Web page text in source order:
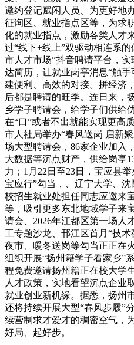
邀约登记赋闲人员、为更好地
征询区、就业指点区等，为求
化的就业指点，激励各类人才
过“线下+线上”双驱动相连系
市人才市场”抖音聘请平台，
达简历，让就业岗亭消息“触
建便利、高效的对接。拼经济
后都是聘请的旺季。连日来，
乡学子聘请会，给学子们供给
在“口”或者不出就能实现更高
市人社局举办“春风送岗 启新
场大型聘请会，86家企业加入
大数据等沉点财产，供给岗亭
力；1月22日至23日，宝应县
宝应行”勾当，、辽宁大学、
校招生就业处担任同志应邀来
等，吸引更多东北地域学子来
请会、2026年江都区第一场人
工专题沙龙、邗江区首月“技
夜市、暖冬送岗等勾当正正在
组织开展“扬州籍学子看家乡”
程免费邀请扬州籍正在校大学
人才政策，实地看望沉点企业
就业创业新机缘。据悉，扬州
还将持续开展大型“春风步履”
续营制求才爱才的稠密空气，
好局、起好步。